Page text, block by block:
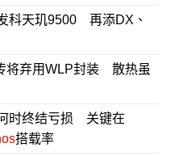
科天玑9500 再添DX、
将弃用WLP封装 散热虽
时终结亏损 关键在
搭载率